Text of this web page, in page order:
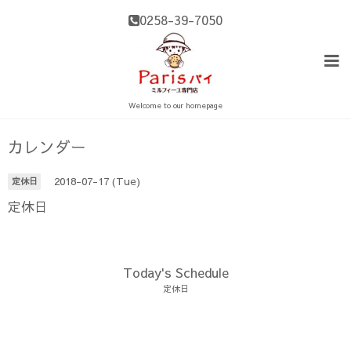
0258-39-7050
Welcome to our homepage
カレンダー
定休日 2018-07-17 (Tue)
定休日
Today's Schedule
定休日